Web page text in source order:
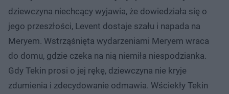
dziewczyna niechcący wyjawia, że dowiedziała się o
jego przeszłości, Levent dostaje szału i napada na
Meryem. Wstrząśnięta wydarzeniami Meryem wraca
do domu, gdzie czeka na nią niemiła niespodzianka.
Gdy Tekin prosi o jej rękę, dziewczyna nie kryje
zdumienia i zdecydowanie odmawia. Wściekły Tekin